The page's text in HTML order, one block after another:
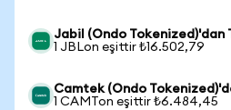
Jabil (Ondo Tokenized)'dan
1 JBLon eşittir ₺16.502,79
Camtek (Ondo
1 CAMTon eşittir ₺6.484,45